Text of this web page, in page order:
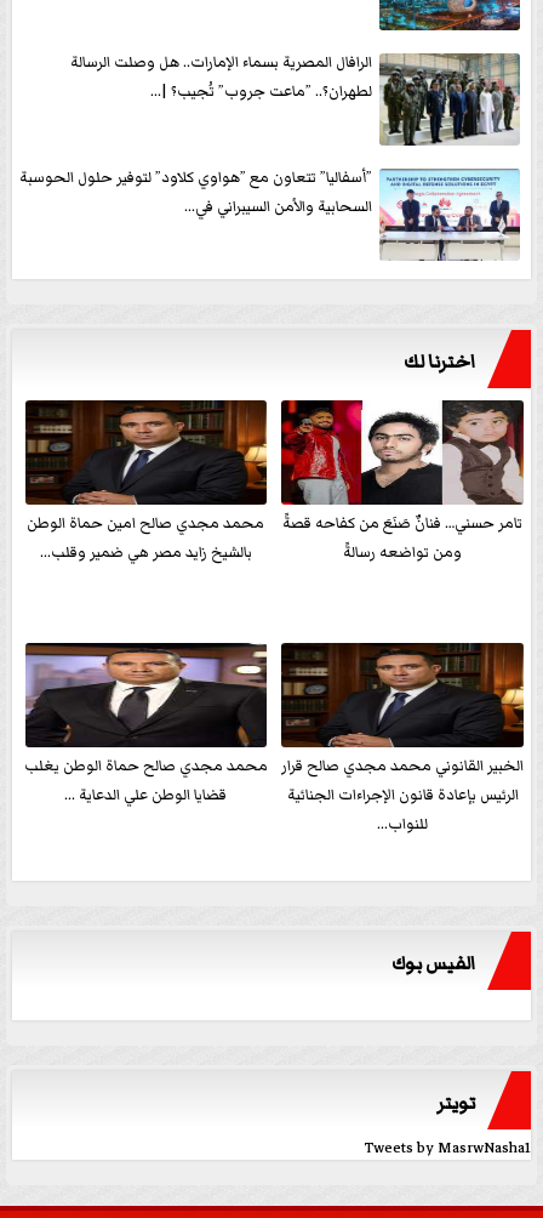
الرافال المصرية بسماء الإمارات.. هل وصلت الرسالة
لطهران؟.. ”ماعت جروب” تُجيب؟ |...
”أسفاليا” تتعاون مع ”هواوي كلاود” لتوفير حلول الحوسبة
السحابية والأمن السيبراني في...
اخترنا لك
تامر حسني… فنانٌ صَنَعَ من كفاحه قصةً
ومن تواضعه رسالةً
محمد مجدي صالح امين حماة الوطن
بالشيخ زايد مصر هي ضمير وقلب...
الخبير القانوني محمد مجدي صالح قرار
الرئيس بإعادة قانون الإجراءات الجنائية
للنواب...
محمد مجدي صالح حماة الوطن يغلب
قضايا الوطن علي الدعاية ...
الفيس بوك
تويتر
Tweets by MasrwNasha1